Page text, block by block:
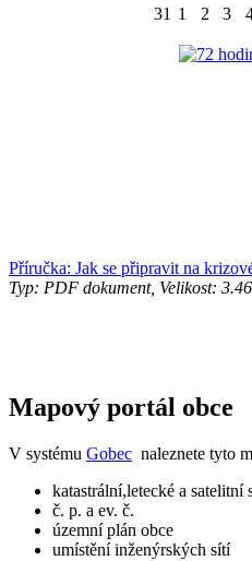
31 1 2 3
Příručka: Jak se připravit na
Typ: PDF dokument, Velikost:
Mapový portál obce
V systému Gobec naleznete tyto
katastrální,letecké a satelitní
č. p. a ev. č.
územní plán obce
umístění inženýrských sítí